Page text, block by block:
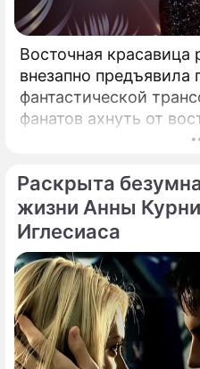
Восточная
внезапно предъявила
фантастической
фанатов ахнуть от
Знаменитая певица
формами, однако ее
спровоцировали
Раскрыта
жизни Анны
Иглесиаса